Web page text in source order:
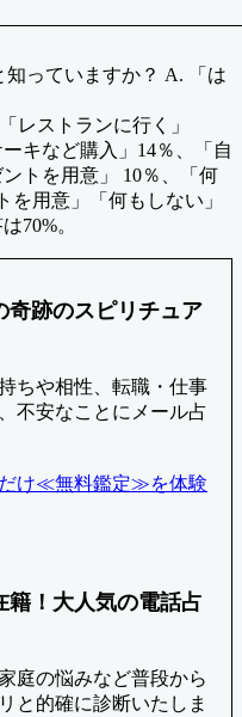
知っていますか？ A. 「は
レストランに行く」
キなど購入」14％、「自
トを用意」 10％、「何
用意」「何もしない」
70%。
奇跡のスピリチュア
ちや相性、転職・仕事
不安なことにメール占
だけ≪無料鑑定≫を体験
籍！大人気の電話占
庭の悩みなど普段から
と的確に診断いたしま